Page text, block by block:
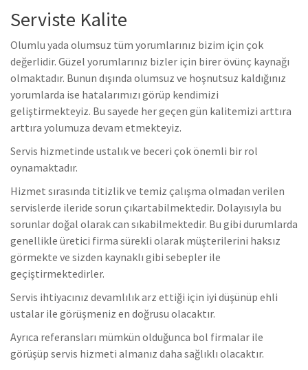
Serviste Kalite
Olumlu yada olumsuz tüm yorumlarınız bizim için çok
değerlidir. Güzel yorumlarınız bizler için birer övünç kaynağı
olmaktadır. Bunun dışında olumsuz ve hoşnutsuz kaldığınız
yorumlarda ise hatalarımızı görüp kendimizi
geliştirmekteyiz. Bu sayede her geçen gün kalitemizi arttıra
arttıra yolumuza devam etmekteyiz.
Servis hizmetinde ustalık ve beceri çok önemli bir rol
oynamaktadır.
Hizmet sırasında titizlik ve temiz çalışma olmadan verilen
servislerde ileride sorun çıkartabilmektedir. Dolayısıyla bu
sorunlar doğal olarak can sıkabilmektedir. Bu gibi durumlarda
genellikle üretici firma sürekli olarak müşterilerini haksız
görmekte ve sizden kaynaklı gibi sebepler ile
geçiştirmektedirler.
Servis ihtiyacınız devamlılık arz ettiği için iyi düşünüp ehli
ustalar ile görüşmeniz en doğrusu olacaktır.
Ayrıca referansları mümkün olduğunca bol firmalar ile
görüşüp servis hizmeti almanız daha sağlıklı olacaktır.